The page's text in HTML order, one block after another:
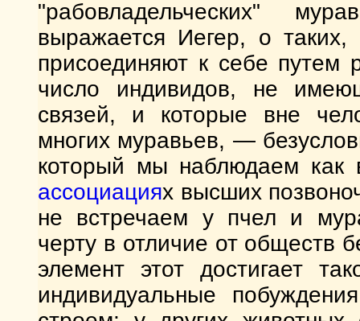
"рабовладельческих"
выражается Иегер, о
присоединяют к себе путем
число индивидов, не
связей, и которые вне
многих муравьев, —
который мы наблюдаем как
ассоциациях высших
не встречаем у пчел и
черту в отличие от обществ
элемент этот достигает
индивидуальные